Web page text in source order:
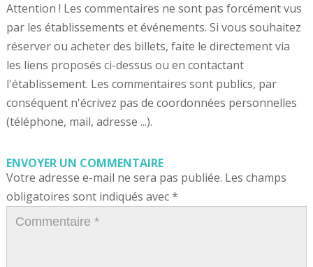
Attention ! Les commentaires ne sont pas forcément vus
par les établissements et événements. Si vous souhaitez
réserver ou acheter des billets, faite le directement via
les liens proposés ci-dessus ou en contactant
l'établissement. Les commentaires sont publics, par
conséquent n'écrivez pas de coordonnées personnelles
(téléphone, mail, adresse ...).
ENVOYER UN COMMENTAIRE
Votre adresse e-mail ne sera pas publiée. Les champs
obligatoires sont indiqués avec*